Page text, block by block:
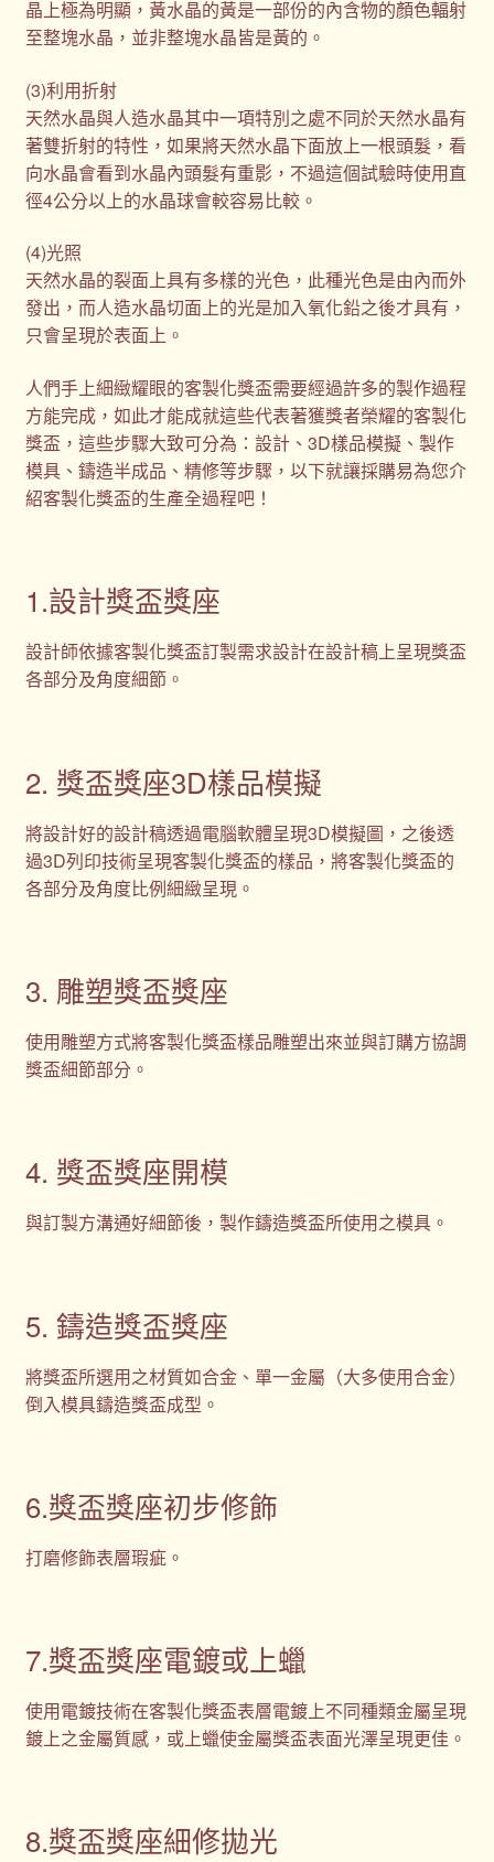
晶上極為明顯，黃水晶的黃是一部份的內含物的顏色輻射
至整塊水晶，並非整塊水晶皆是黃的。
(3)利用折射
天然水晶與人造水晶其中一項特別之處不同於天然水晶有
著雙折射的特性，如果將天然水晶下面放上一根頭髮，看
向水晶會看到水晶內頭髮有重影，不過這個試驗時使用直
徑4公分以上的水晶球會較容易比較。
(4)光照
天然水晶的裂面上具有多樣的光色，此種光色是由內而外
發出，而人造水晶切面上的光是加入氧化鉛之後才具有，
只會呈現於表面上。
人們手上細緻耀眼的客製化獎盃需要經過許多的製作過程
方能完成，如此才能成就這些代表著獲獎者榮耀的客製化
獎盃，這些步驟大致可分為：設計、3D樣品模擬、製作
模具、鑄造半成品、精修等步驟，以下就讓採購易為您介
紹客製化獎盃的生產全過程吧！
1.設計獎盃獎座
設計師依據客製化獎盃訂製需求設計在設計稿上呈現獎盃
各部分及角度細節。
2. 獎盃獎座3D樣品模擬
將設計好的設計稿透過電腦軟體呈現3D模擬圖，之後透
過3D列印技術呈現客製化獎盃的樣品，將客製化獎盃的
各部分及角度比例細緻呈現。
3. 雕塑獎盃獎座
使用雕塑方式將客製化獎盃樣品雕塑出來並與訂購方協調
獎盃細節部分。
4. 獎盃獎座開模
與訂製方溝通好細節後，製作鑄造獎盃所使用之模具。
5. 鑄造獎盃獎座
將獎盃所選用之材質如合金、單一金屬（大多使用合金）
倒入模具鑄造獎盃成型。
6.獎盃獎座初步修飾
打磨修飾表層瑕疵。
7.獎盃獎座電鍍或上蠟
使用電鍍技術在客製化獎盃表層電鍍上不同種類金屬呈現
鍍上之金屬質感，或上蠟使金屬獎盃表面光澤呈現更佳。
8.獎盃獎座細修拋光